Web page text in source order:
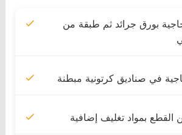
بورق جرائد ثم طبقة من
في صناديق كرتونية مبطنة
القطع بمواد تغليف إضافية